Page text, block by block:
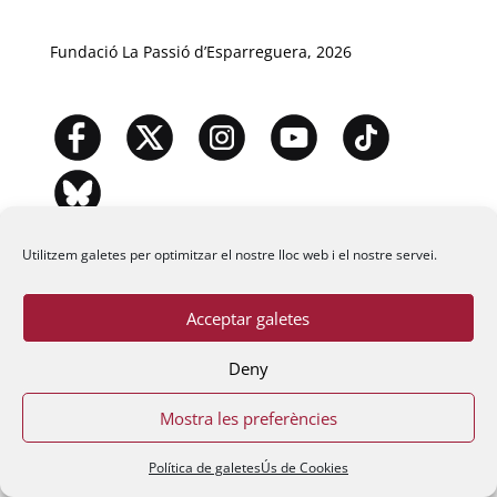
Utilitzem galetes per optimitzar el nostre lloc web i el nostre servei.
Acceptar galetes
Deny
Mostra les preferències
Política de galetesÚs de Cookies
Fundació La Passió d’Esparreguera, 2026